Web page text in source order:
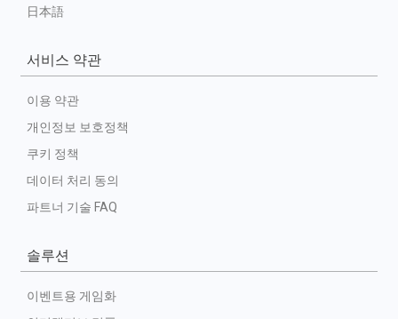
日本語
서비스 약관
이용 약관
개인정보 보호정책
쿠키 정책
데이터 처리 동의
파트너 기술 FAQ
솔루션
이벤트용 게임화